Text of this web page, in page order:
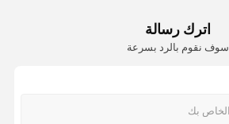
اترك رسالة
سوف نقوم بالرد بسرعة